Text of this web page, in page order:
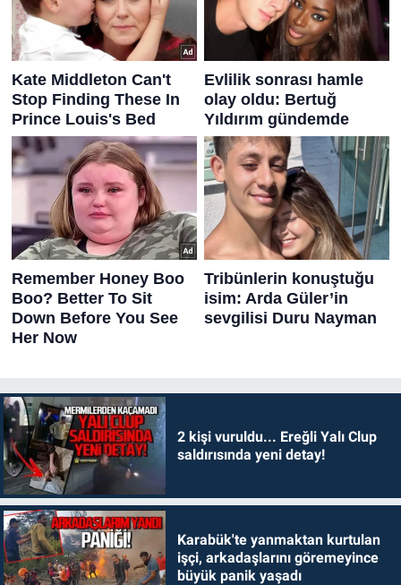
2 kişi vuruldu... Ereğli Yalı Clup
saldırısında yeni detay!
Karabük'te yanmaktan kurtulan
işçi, arkadaşlarını göremeyince
büyük panik yaşadı